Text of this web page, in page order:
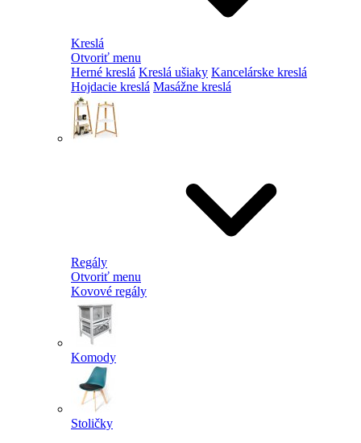
Kreslá
Otvoriť menu
Herné kreslá Kreslá ušiaky Kancelárske kreslá
Hojdacie kreslá Masážne kreslá
Regály
Otvoriť menu
Kovové regály
Komody
Stoličky